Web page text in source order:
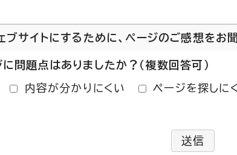
ブサイトにするために、ページのご感想をお
問題点はありましたか？（複数回答可）
内容が分かりにくい ページを探しに
送信